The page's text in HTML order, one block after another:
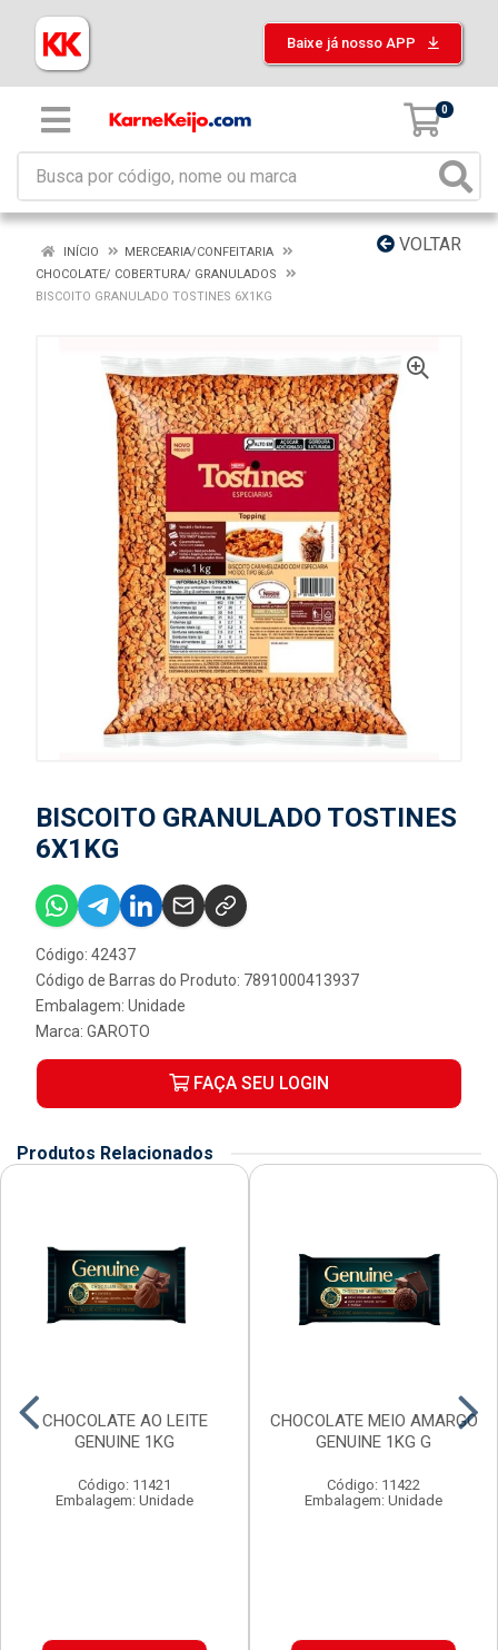
Baixe já nosso APP
0
VOLTAR
INÍCIO
MERCEARIA/CONFEITARIA
CHOCOLATE/ COBERTURA/ GRANULADOS
BISCOITO GRANULADO TOSTINES 6X1KG
BISCOITO GRANULADO TOSTINES
6X1KG
Código: 42437
Código de Barras do Produto: 7891000413937
Embalagem: Unidade
Marca: GAROTO
FAÇA SEU LOGIN
Produtos Relacionados
CHOCOLATE AO LEITE
GENUINE 1KG
Código: 11421
Embalagem: Unidade
CHOCOLATE MEIO AMARGO
GENUINE 1KG G
Código: 11422
Embalagem: Unidade